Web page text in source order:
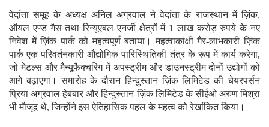
वेदांता समूह के अध्यक्ष अनिल अग्रवाल ने वेदांता के राजस्थान में ज़िंक,
ऑयल एण्ड गैस तथा रिन्यूएबल एनर्जी क्षेत्रों में 1 लाख करोड़ रुपये के नए
निवेश में ज़िंक पार्क को महत्वपूर्ण बताया। महत्वाकांक्षी गैर-लाभकारी ज़िंक
पार्क एक परिवर्तनकारी औद्योगिक पारिस्थितिकी तंत्र के रूप में कार्य करेगा,
जो मेटल्स और मैन्यूफैक्चरिंग में अपस्ट्रीम और डाउनस्ट्रीम दोनों उद्योगों को
आगे बढ़ाएगा। समारोह के दौरान हिन्दुस्तान ज़िंक लिमिटेड की चेयरपर्सन
प्रिया अग्रवाल हेबबार और हिन्दुस्तान ज़िंक लिमिटेड के सीईओ अरुण मिश्रा
भी मौजूद थे, जिन्होंने इस ऐतिहासिक पहल के महत्व को रेखांकित किया।